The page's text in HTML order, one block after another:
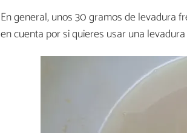
En general, unos 30 gramos de levadura
en cuenta por si quieres usar una